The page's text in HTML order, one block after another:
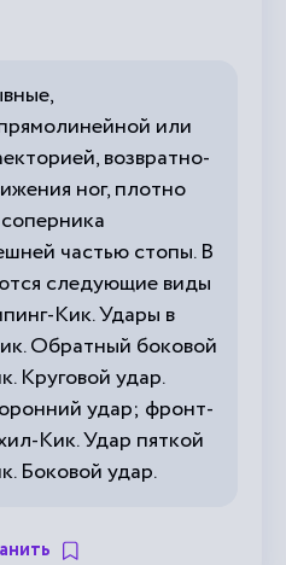
или
возвратно-
ног, плотно
частью стопы. В
следующие виды
Кик. Удары в
Обратный боковой
Круговой удар.
удар; фронт-
Кик. Удар пяткой
Боковой удар.